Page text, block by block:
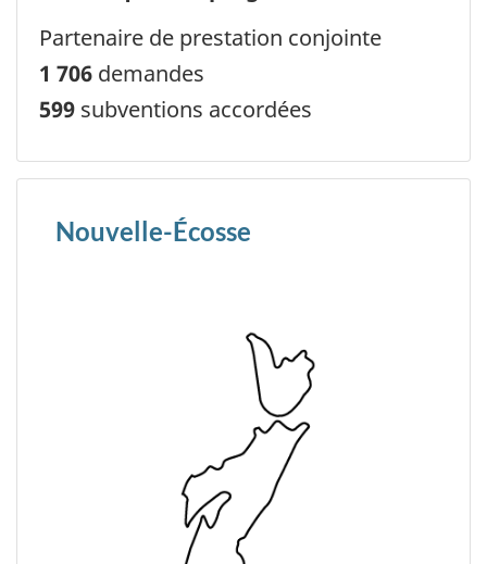
Partenaire de prestation conjointe
1 706 demandes
599 subventions accordées
Nouvelle-Écosse